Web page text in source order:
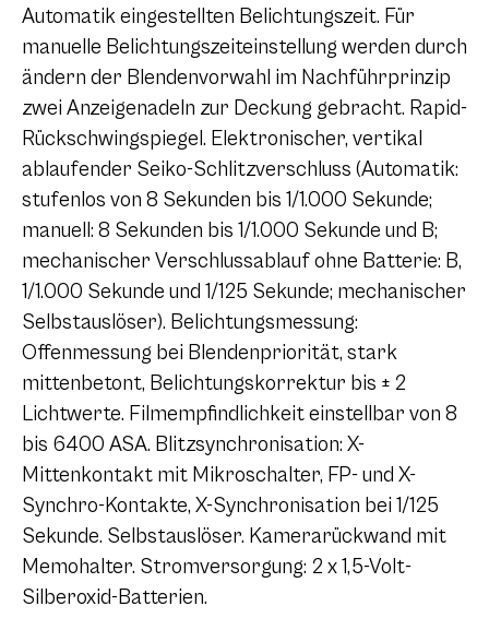
Automatik eingestellten Belichtungszeit. Für
manuelle Belichtungszeiteinstellung werden durch
ändern der Blendenvorwahl im Nachführprinzip
zwei Anzeigenadeln zur Deckung gebracht. Rapid-
Rückschwingspiegel. Elektronischer, vertikal
ablaufender Seiko-Schlitzverschluss (Automatik:
stufenlos von 8 Sekunden bis 1/1.000 Sekunde;
manuell: 8 Sekunden bis 1/1.000 Sekunde und B;
mechanischer Verschlussablauf ohne Batterie: B,
1/1.000 Sekunde und 1/125 Sekunde; mechanischer
Selbstauslöser). Belichtungsmessung:
Offenmessung bei Blendenpriorität, stark
mittenbetont, Belichtungskorrektur bis ± 2
Lichtwerte. Filmempfindlichkeit einstellbar von 8
bis 6400 ASA. Blitzsynchronisation: X-
Mittenkontakt mit Mikroschalter, FP- und X-
Synchro-Kontakte, X-Synchronisation bei 1/125
Sekunde. Selbstauslöser. Kamerarückwand mit
Memohalter. Stromversorgung: 2 x 1,5-Volt-
Silberoxid-Batterien.